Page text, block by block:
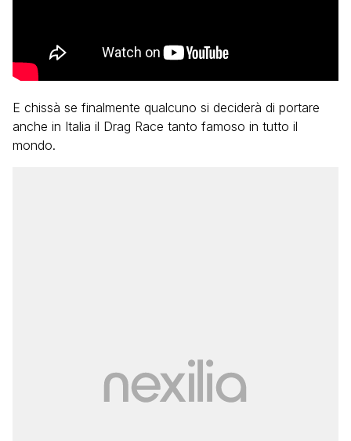
E chissà se finalmente qualcuno si deciderà di portare
anche in Italia il Drag Race tanto famoso in tutto il
mondo.